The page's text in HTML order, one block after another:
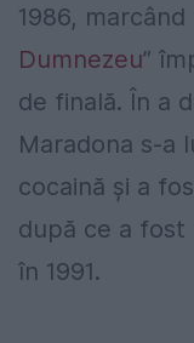
1986,
Dumnezeu”
de finală. În a
Maradona s-a
cocaină și a
după ce a
în 1991.